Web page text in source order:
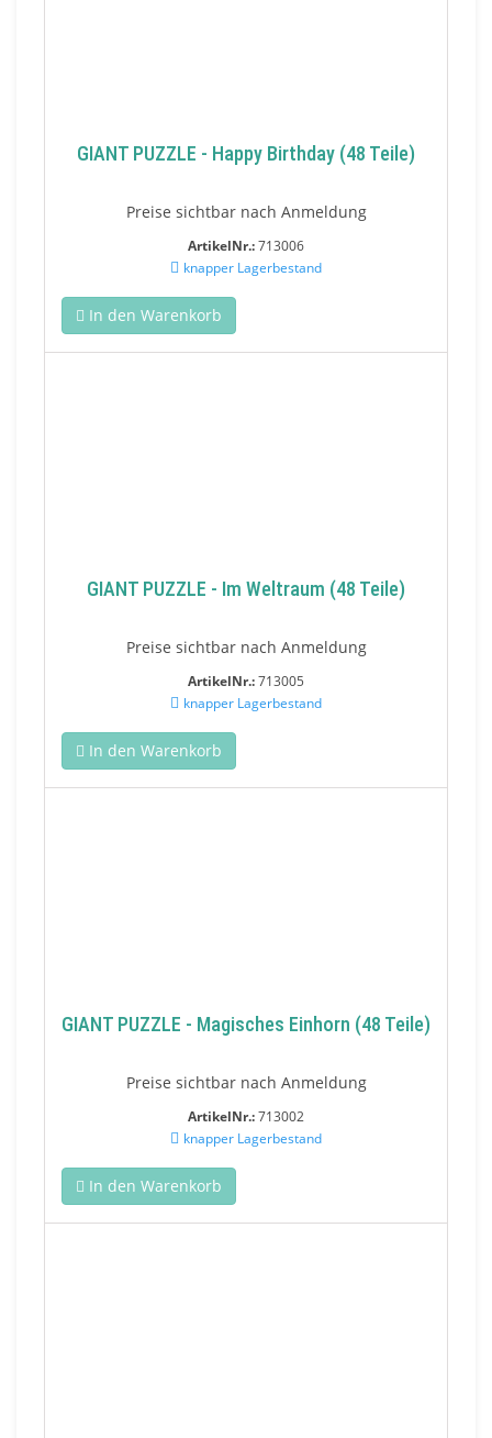
GIANT PUZZLE - Happy Birthday (48 Teile)
Preise sichtbar nach Anmeldung
ArtikelNr.:713006
knapper Lagerbestand
In den Warenkorb
GIANT PUZZLE - Im Weltraum (48 Teile)
Preise sichtbar nach Anmeldung
ArtikelNr.:713005
knapper Lagerbestand
In den Warenkorb
GIANT PUZZLE - Magisches Einhorn (48 Teile)
Preise sichtbar nach Anmeldung
ArtikelNr.:713002
knapper Lagerbestand
In den Warenkorb